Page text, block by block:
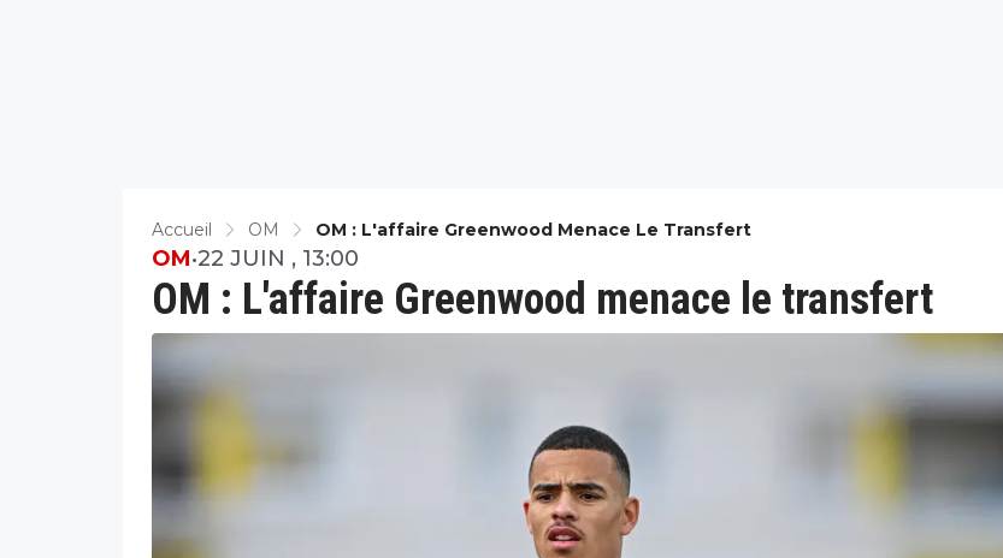
Accueil OM OM : L'affaire Greenwood Menace Le Transfert
OM : L'affaire Greenwood menace le transfert
OM•22 JUIN , 13:00